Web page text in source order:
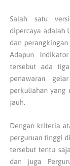
Salah satu
dipercaya adalah
dan
Adapun
tersebut ada
penawaran
perkuliahan yang
jauh.
Dengan kriteria
perguruan tinggi
tersebut tentu
dan juga